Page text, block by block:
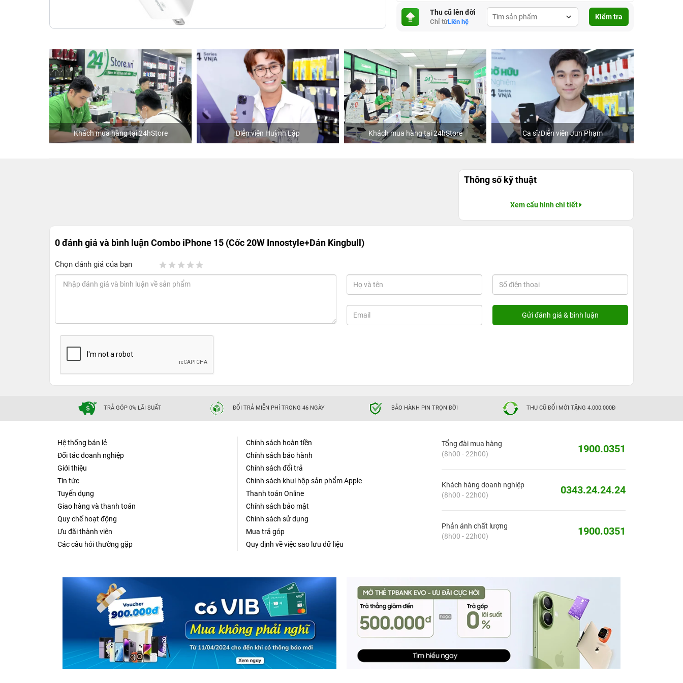
Thu cũ lên đời
Chỉ từLiên hệ
Kiểm tra
Khách mua hàng tại 24hStore Diễn viên Huỳnh Lập Khách mua hàng tại 24hStore Ca sĩ/Diễn viên Jun Phạm
Thông số kỹ thuật
Xem cấu hình chi tiết
0 đánh giá và bình luậnCombo iPhone 15 (Cốc 20W Innostyle+Dán Kingbull)
Chọn đánh giá của bạn
TRẢ GÓP 0% LÃI SUẤT ĐỔI TRẢ MIỄN PHÍ TRONG 46 NGÀY BẢO HÀNH PIN TRỌN ĐỜI THU CŨ ĐỔI MỚI TẶNG 4.000.000Đ
Hệ thống bán lẻ
Đối tác doanh nghiệp
Giới thiệu
Tin tức
Tuyển dụng
Giao hàng và thanh toán
Quy chế hoạt động
Ưu đãi thành viên
Các câu hỏi thường gặp
Chính sách hoàn tiền
Chính sách bảo hành
Chính sách đổi trả
Chính sách khui hộp sản phẩm Apple
Thanh toán Online
Chính sách bảo mật
Chính sách sử dụng
Mua trả góp
Quy định về việc sao lưu dữ liệu
Tổng đài mua hàng
(8h00 - 22h00)
1900.0351
Khách hàng doanh nghiệp
(8h00 - 22h00)
0343.24.24.24
Phản ánh chất lượng
(8h00 - 22h00)
1900.0351